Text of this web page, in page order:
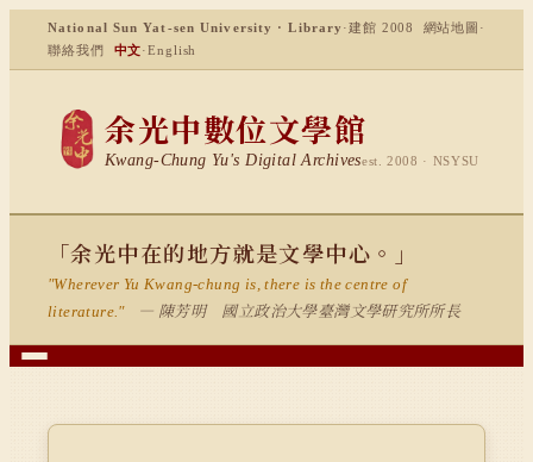
National Sun Yat-sen University · Library ·建館 2008 網站地圖 ·
聯絡我們
中文·English
余光中數位文學館
Kwang-Chung Yu's Digital Archivesest. 2008 · NSYSU
「余光中在的地方就是文學中心。」
"Wherever Yu Kwang-chung is, there is the centre of
literature."
— 陳芳明 國立政治大學臺灣文學研究所所長